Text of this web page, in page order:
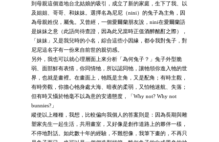
到母親這個道地台北姑娘的吸引，成立了新的家庭，生下了我、以
及姐姐、哥哥、和妹妹。選擇名為尼尼（nini）的兔子為主角，因
為母親姓倪，屬兔。又曾經，一個愛爾蘭朋友說，nini在愛爾蘭語
是妹妹之意（此語尚待查證，因為此兄當時正值酒醉酩酊之際），
「妹妹」又是我兒時的小名，綜合這些小因緣，都令我對兔子，對
尼尼這名字有一份來自前世的親切感。
另外，我也可以就心理層面上來分析「為何兔子？」兔子外型脆
弱、面部鮮有表情，你同情牠，所以認同牠，讓牠領你進入牠的世
界，也就是畫裡。在畫面上，牠既是主角，又是配角；有時主觀，
有時旁觀，你擔心牠身處大海、暗夜的柔弱，又怕牠迷航、失落；
但有時又懾於牠毫不以為意的安適態度，「Why not? Why not
bunnies?」
縱使以上種種，我想，比較偏向我個人的答案則是：因為長期與雕
塑家先生一起生活，共用畫室，又好像是創作道路上的夥伴一樣，
不停地對話。如此數十年的經驗，不難想像，我筆下畫的，不再只